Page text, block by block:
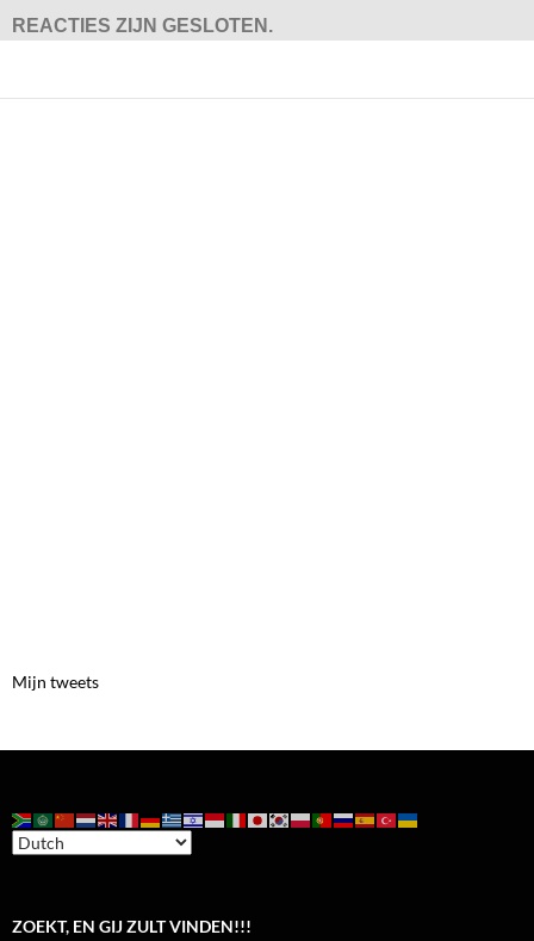
REACTIES ZIJN GESLOTEN.
Mijn tweets
ZOEKT, EN GIJ ZULT VINDEN!!!